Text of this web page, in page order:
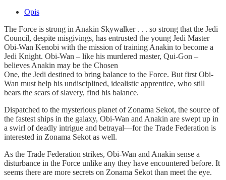
Opis
The Force is strong in Anakin Skywalker . . . so strong that the Jedi
Council, despite misgivings, has entrusted the young Jedi Master
Obi-Wan Kenobi with the mission of training Anakin to become a
Jedi Knight. Obi-Wan – like his murdered master, Qui-Gon –
believes Anakin may be the Chosen
One, the Jedi destined to bring balance to the Force. But first Obi-
Wan must help his undisciplined, idealistic apprentice, who still
bears the scars of slavery, find his balance.
Dispatched to the mysterious planet of Zonama Sekot, the source of
the fastest ships in the galaxy, Obi-Wan and Anakin are swept up in
a swirl of deadly intrigue and betrayal—for the Trade Federation is
interested in Zonama Sekot as well.
As the Trade Federation strikes, Obi-Wan and Anakin sense a
disturbance in the Force unlike any they have encountered before. It
seems there are more secrets on Zonama Sekot than meet the eye.